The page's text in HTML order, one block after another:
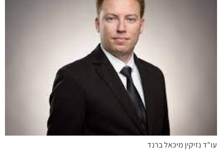
עו"ד נזיקין מיכאל ברנד